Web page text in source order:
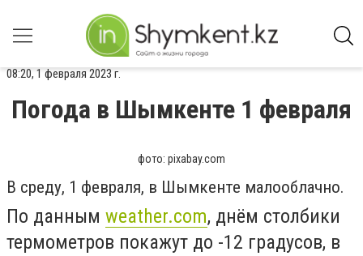
08:20, 1 февраля 2023 г.
Погода в Шымкенте 1 февраля
фото: pixabay.com
В среду, 1 февраля, в Шымкенте малооблачно.
По данным weather.com, днём столбики
термометров покажут до -12 градусов, в